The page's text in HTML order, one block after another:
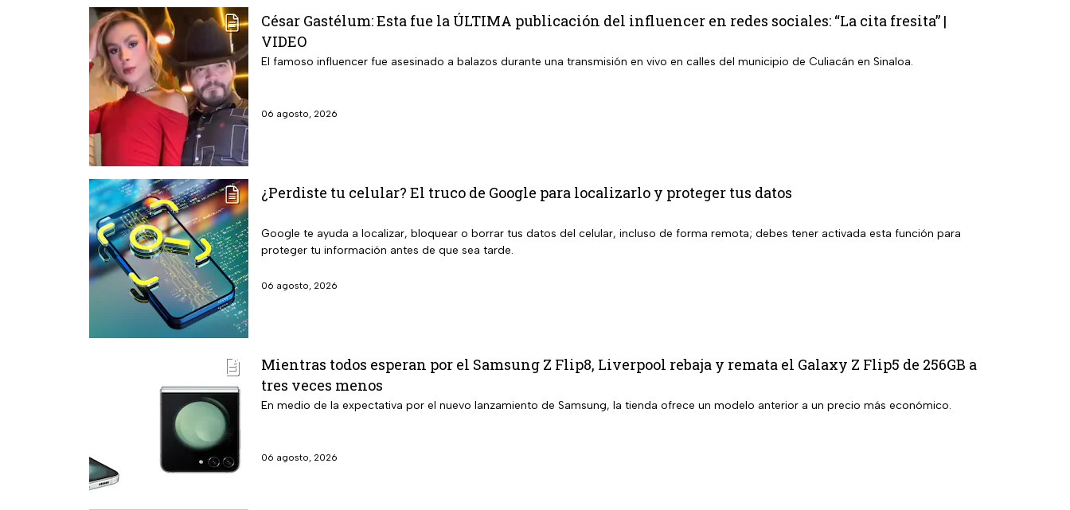
César Gastélum: Esta fue la ÚLTIMA publicación del influencer en redes sociales: “La cita fresita” |
VIDEO
El famoso influencer fue asesinado a balazos durante una transmisión en vivo en calles del municipio de Culiacán en Sinaloa.
06 agosto, 2026
¿Perdiste tu celular? El truco de Google para localizarlo y proteger tus datos
Google te ayuda a localizar, bloquear o borrar tus datos del celular, incluso de forma remota; debes tener activada esta función para
proteger tu información antes de que sea tarde.
06 agosto, 2026
Mientras todos esperan por el Samsung Z Flip8, Liverpool rebaja y remata el Galaxy Z Flip5 de 256GB a
tres veces menos
En medio de la expectativa por el nuevo lanzamiento de Samsung, la tienda ofrece un modelo anterior a un precio más económico.
06 agosto, 2026